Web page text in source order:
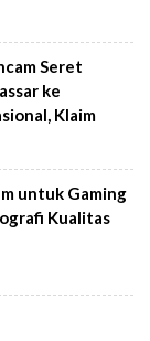
Seret
ke
Klaim
untuk Gaming
Kualitas